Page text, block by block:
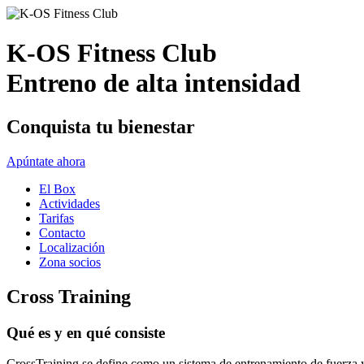
K-OS Fitness Club
Entreno de alta intensidad
Conquista tu bienestar
Apúntate ahora
El Box
Actividades
Tarifas
Contacto
Localización
Zona socios
Cross Training
Qué es y en qué consiste